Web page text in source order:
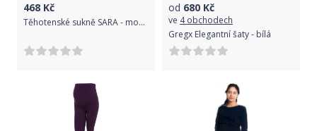
468 Kč
Těhotenské sukně SARA - modrá, Velikosti těh. moda L (40)
od 680 Kč
ve 4 obchodech
Gregx Elegantní šaty - bílá